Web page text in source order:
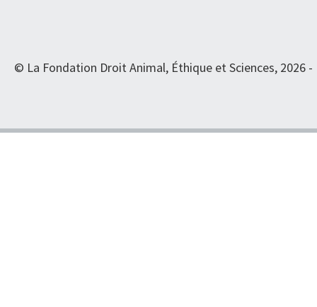
© La Fondation Droit Animal, Éthique et Sciences, 2026 -